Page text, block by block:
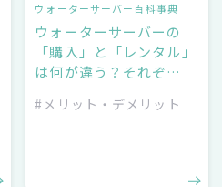
ウォーターサーバー百科事典
ウォーターサーバーの
「購入」と「レンタル」
は何が違う？それぞ…
#メリット・デメリット